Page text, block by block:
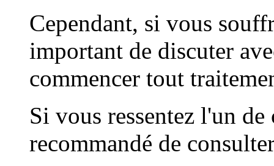
Cependant, si vous
important de discuter
commencer tout
Si vous ressentez l'un
recommandé de